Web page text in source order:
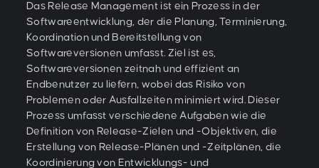
Das Release Management ist ein Prozess in der
Softwareentwicklung, der die Planung, Terminierung,
Koordination und Bereitstellung von
Softwareversionen umfasst. Ziel ist es,
Softwareversionen zeitnah und effizient an
Endbenutzer zu liefern, wobei das Risiko von
Problemen oder Ausfallzeiten minimiert wird. Dieser
Prozess umfasst verschiedene Aufgaben wie die
Definition von Release-Zielen und -Objektiven, die
Erstellung von Release-Plänen und -Zeitplänen, die
Koordinierung von Entwicklungs- und